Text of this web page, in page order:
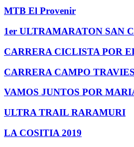
MTB El Provenir
1er ULTRAMARATON SAN
CARRERA CICLISTA POR
CARRERA CAMPO
VAMOS JUNTOS POR
ULTRA TRAIL RARAMURI
LA COSITIA 2019